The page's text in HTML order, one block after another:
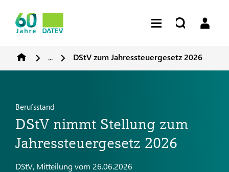
... DStV zum Jahressteuergesetz 2026
Berufsstand
DStV nimmt Stellung zum
Jahressteuergesetz 2026
DStV, Mitteilung vom 26.06.2026